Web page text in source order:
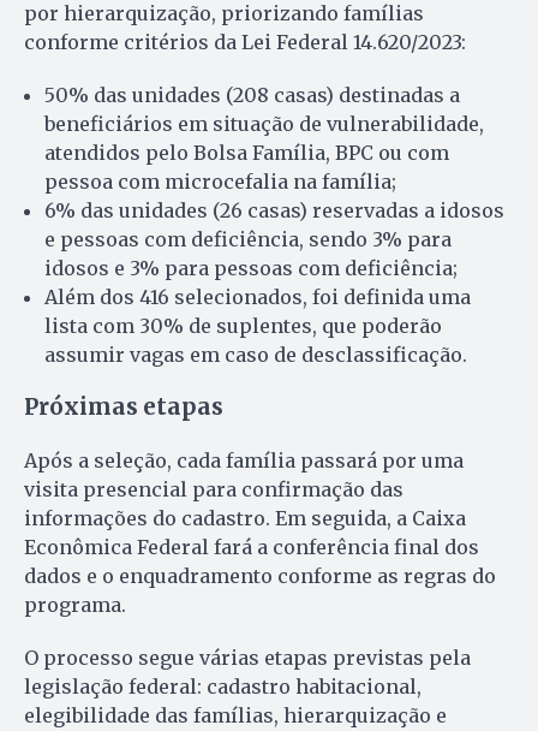
por hierarquização, priorizando famílias
conforme critérios da Lei Federal 14.620/2023:
50% das unidades (208 casas) destinadas a
beneficiários em situação de vulnerabilidade,
atendidos pelo Bolsa Família, BPC ou com
pessoa com microcefalia na família;
6% das unidades (26 casas) reservadas a idosos
e pessoas com deficiência, sendo 3% para
idosos e 3% para pessoas com deficiência;
Além dos 416 selecionados, foi definida uma
lista com 30% de suplentes, que poderão
assumir vagas em caso de desclassificação.
Próximas etapas
Após a seleção, cada família passará por uma
visita presencial para confirmação das
informações do cadastro. Em seguida, a Caixa
Econômica Federal fará a conferência final dos
dados e o enquadramento conforme as regras do
programa.
O processo segue várias etapas previstas pela
legislação federal: cadastro habitacional,
elegibilidade das famílias, hierarquização e